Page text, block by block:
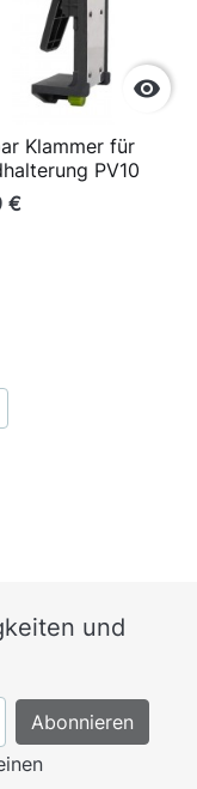

Klammer für
PV10
€
und